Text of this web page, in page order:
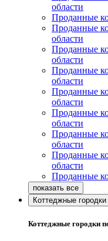
области
Проданные
Проданные
области
Проданные
области
Проданные
области
Проданные
области
Проданные
области
Проданные
области
Проданные
области
Проданные
Коттеджные
Коттеджные городки